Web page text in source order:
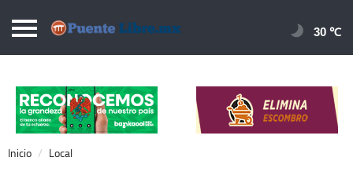
Puentelibre.mx
Local
Nacional
Opinión
30 ℃
Inicio Local